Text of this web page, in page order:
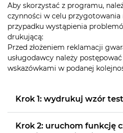
Aby skorzystać z programu,
czynności w celu
przypadku wystąpienia
drukującą:
Przed złożeniem reklamacji
usługodawcy należy
wskazówkami w podanej
Krok 1: wydrukuj wzór
Krok 2: uruchom funkcję